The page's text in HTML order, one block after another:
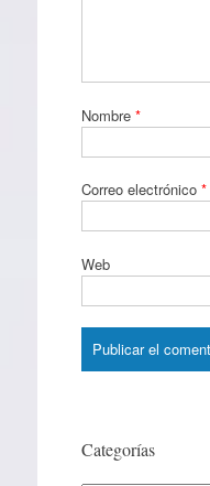
Nombre *
Correo electrónico *
Web
Categorías